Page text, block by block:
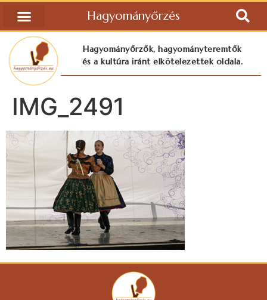
Hagyományőrzés
Hagyományőrzők, hagyományteremtők
és a kultúra iránt elkötelezettek oldala.
IMG_2491